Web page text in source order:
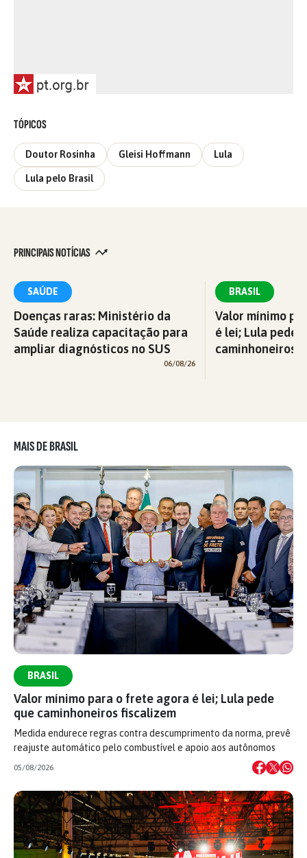
TÓPICOS
Doutor Rosinha Gleisi Hoffmann Lula
Lula pelo Brasil
PRINCIPAIS NOTÍCIAS
SAÚDE
Doenças raras: Ministério da
Saúde realiza capacitação para
ampliar diagnósticos no SUS
06/08/26
BRASIL
Valor mínimo
é lei; Lula pede
caminhoneiros
MAIS DE BRASIL
BRASIL
Valor mínimo para o frete agora é lei; Lula pede
que caminhoneiros fiscalizem
Medida endurece regras contra descumprimento da norma, prevê
reajuste automático pelo combustível e apoio aos autônomos
05/08/2026